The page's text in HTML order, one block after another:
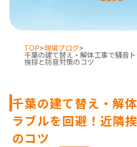
TOP>現場ブログ>
千葉の建て替え・解体工事で騒音
挨拶と防音対策のコツ
千葉の建て替え・解
ラブルを回避！近隣
のコツ